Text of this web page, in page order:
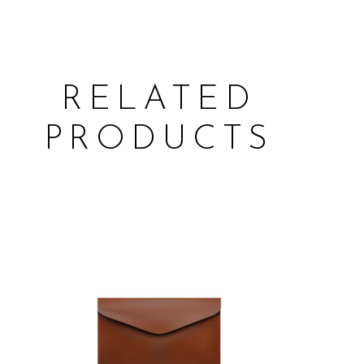
RELATED
PRODUCTS
ADD TO CART